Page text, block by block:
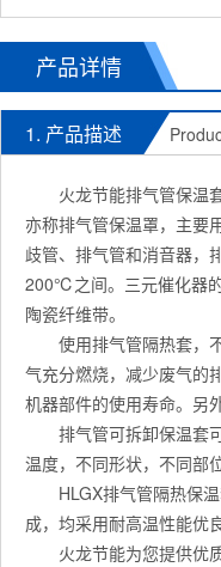
产品详情
1. 产品描述
火龙节能排气管保温套
亦称排气管保温罩，主要
歧管、排气管和消音器
200℃之间。三元催化器
陶瓷纤维带。
使用排气管隔热套，不
气充分燃烧，减少废气的
机器部件的使用寿命。另
排气管可拆卸保温套可
温度，不同形状，不同部
HLGX排气管隔热保温
成，均采用耐高温性能优
火龙节能为您提供优质